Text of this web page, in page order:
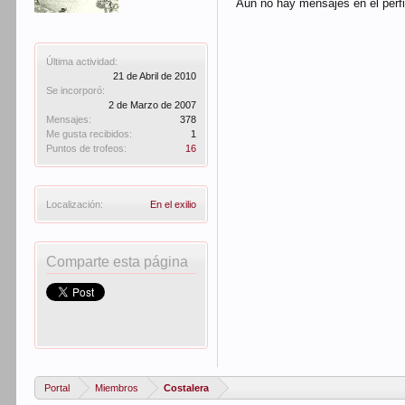
Última actividad:
21 de Abril de 2010
Se incorporó:
2 de Marzo de 2007
Mensajes:
378
Me gusta recibidos:
1
Puntos de trofeos:
16
Localización: En el exilio
Comparte esta página
Aún no hay mensajes en el
Portal Miembros Costalera